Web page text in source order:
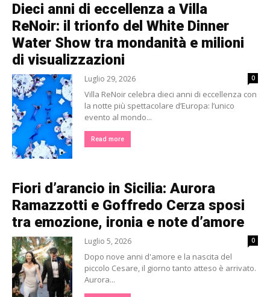
Dieci anni di eccellenza a Villa
ReNoir: il trionfo del White Dinner
Water Show tra mondanità e milioni
di visualizzazioni
Luglio 29, 2026 0
Villa ReNoir celebra dieci anni di eccellenza con
la notte più spettacolare d’Europa: l’unico
evento al mondo...
Read more
Fiori d’arancio in Sicilia: Aurora
Ramazzotti e Goffredo Cerza sposi
tra emozione, ironia e note d’amore
Luglio 5, 2026 0
Dopo nove anni d'amore e la nascita del
piccolo Cesare, il giorno tanto atteso è arrivato.
Aurora...